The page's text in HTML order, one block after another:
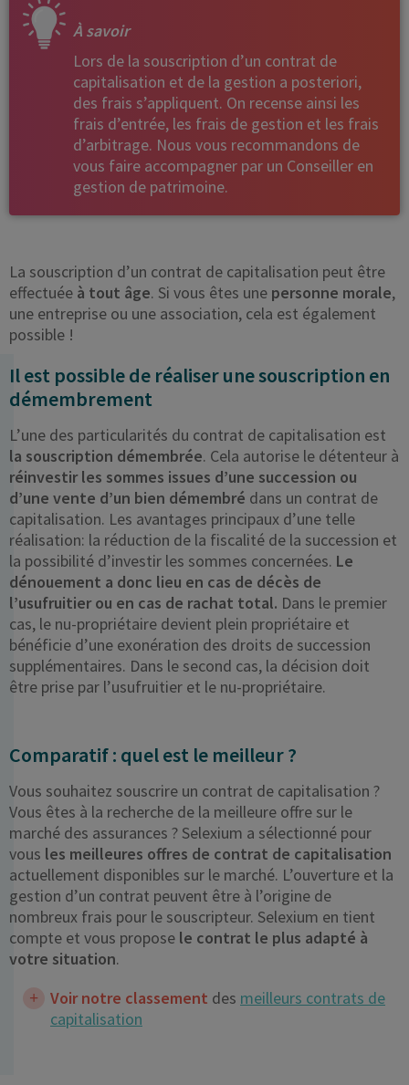
À savoir
Lors de la souscription d’un contrat de
capitalisation et de la gestion a posteriori,
des frais s’appliquent. On recense ainsi les
frais d’entrée, les frais de gestion et les frais
d’arbitrage. Nous vous recommandons de
vous faire accompagner par un Conseiller en
gestion de patrimoine.
La souscription d’un contrat de capitalisation peut être
effectuée à tout âge. Si vous êtes une personne morale,
une entreprise ou une association, cela est également
possible !
Il est possible de réaliser une souscription en
démembrement
L’une des particularités du contrat de capitalisation est
la souscription démembrée. Cela autorise le détenteur à
réinvestir les sommes issues d’une succession ou
d’une vente d’un bien démembré dans un contrat de
capitalisation. Les avantages principaux d’une telle
réalisation: la réduction de la fiscalité de la succession et
la possibilité d’investir les sommes concernées. Le
dénouement a donc lieu en cas de décès de
l’usufruitier ou en cas de rachat total. Dans le premier
cas, le nu-propriétaire devient plein propriétaire et
bénéficie d’une exonération des droits de succession
supplémentaires. Dans le second cas, la décision doit
être prise par l’usufruitier et le nu-propriétaire.
Comparatif : quel est le meilleur ?
Vous souhaitez souscrire un contrat de capitalisation ?
Vous êtes à la recherche de la meilleure offre sur le
marché des assurances ? Selexium a sélectionné pour
vous les meilleures offres de contrat de capitalisation
actuellement disponibles sur le marché. L’ouverture et la
gestion d’un contrat peuvent être à l’origine de
nombreux frais pour le souscripteur. Selexium en tient
compte et vous propose le contrat le plus adapté à
votre situation.
Voir notre classement des meilleurs contrats de
capitalisation